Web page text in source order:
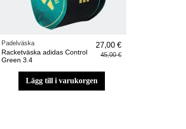
Padelväska
Racketväska adidas Control
Green 3.4
27,00 €
45,00 €
lägg till i varukorgen